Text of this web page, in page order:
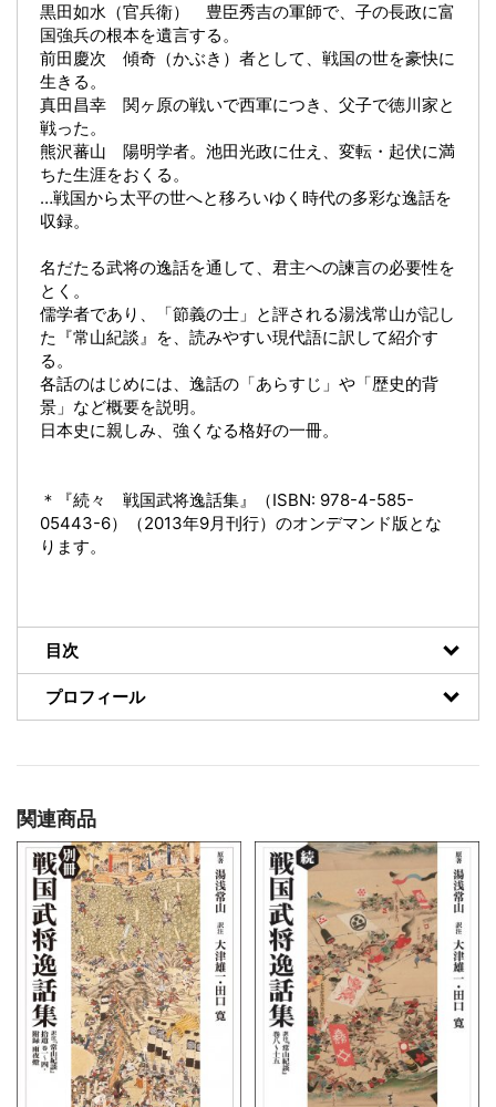
黒田如水（官兵衛） 豊臣秀吉の軍師で、子の長政に富
国強兵の根本を遺言する。
前田慶次 傾奇（かぶき）者として、戦国の世を豪快に
生きる。
真田昌幸 関ヶ原の戦いで西軍につき、父子で徳川家と
戦った。
熊沢蕃山 陽明学者。池田光政に仕え、変転・起伏に満
ちた生涯をおくる。
…戦国から太平の世へと移ろいゆく時代の多彩な逸話を
収録。
名だたる武将の逸話を通して、君主への諫言の必要性を
とく。
儒学者であり、「節義の士」と評される湯浅常山が記し
た『常山紀談』を、読みやすい現代語に訳して紹介す
る。
各話のはじめには、逸話の「あらすじ」や「歴史的背
景」など概要を説明。
日本史に親しみ、強くなる格好の一冊。
＊『続々 戦国武将逸話集』（ISBN: 978-4-585-
05443-6）（2013年9月刊行）のオンデマンド版とな
ります。
目次
プロフィール
関連商品